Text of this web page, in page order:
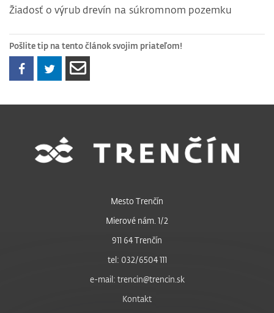
Žiadosť o výrub drevín na súkromnom pozemku
Pošlite tip na tento článok svojim priateľom!
Mesto Trenčín
Mierové nám. 1/2
911 64 Trenčín
tel: 032/6504 111
e-mail: trencin@trencin.sk
Kontakt